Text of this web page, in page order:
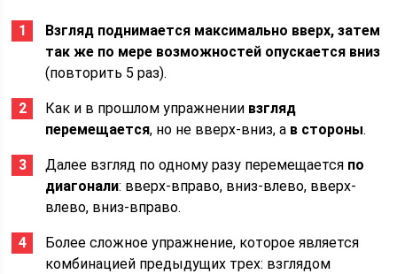
Взгляд поднимается максимально вверх, затем
так же по мере возможностей опускается вниз
(повторить 5 раз).
Как и в прошлом упражнении взгляд
перемещается, но не вверх-вниз, а в стороны.
Далее взгляд по одному разу перемещается по
диагонали: вверх-вправо, вниз-влево, вверх-
влево, вниз-вправо.
Более сложное упражнение, которое является
комбинацией предыдущих трех: взглядом